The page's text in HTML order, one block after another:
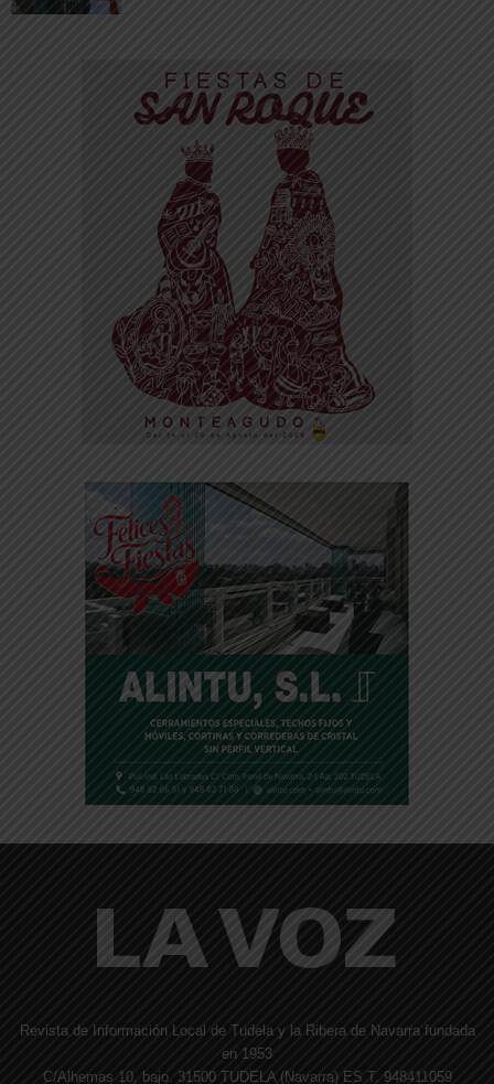
Revista de Información Local de Tudela y la Ribera de Navarra fundada
en 1953
C/Alhemas 10, bajo. 31500 TUDELA (Navarra) ES T. 948411059